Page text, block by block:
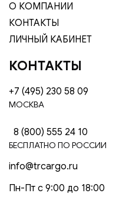
О КОМПАНИИ
КОНТАКТЫ
ЛИЧНЫЙ КАБИНЕТ
КОНТАКТЫ
+7 (495) 230 58 09
МОСКВА
8 (800) 555 24 10
БЕСПЛАТНО ПО РОССИИ
info@trcargo.ru
Пн-Пт с 9:00 до 18:00